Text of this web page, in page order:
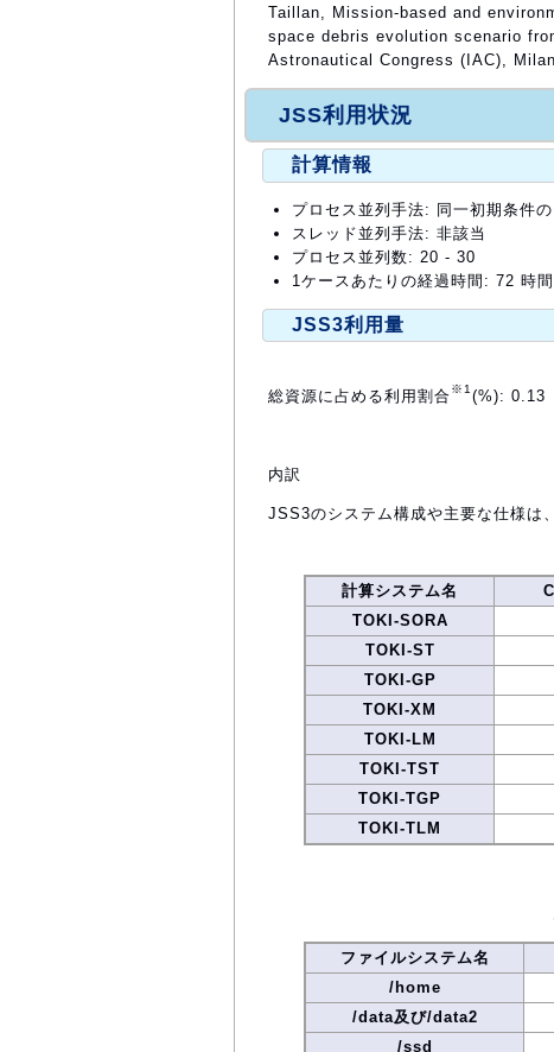
Taillan, Mission-based and
space debris evolution scenario
Astronautical Congress (IAC),
JSS利用状況
計算情報
プロセス並列手法: 同一初期条件
スレッド並列手法: 非該当
プロセス並列数: 20 - 30
1ケースあたりの経過時間: 72 時間
JSS3利用量
総資源に占める利用割合※1 (%): 0.13
内訳
JSS3のシステム構成や主要な仕様は、
計算システム名
TOKI-SORA
TOKI-ST
TOKI-GP
TOKI-XM
TOKI-LM
TOKI-TST
TOKI-TGP
TOKI-TLM
ファイルシステム名
/home
/data及び/data2
/ssd